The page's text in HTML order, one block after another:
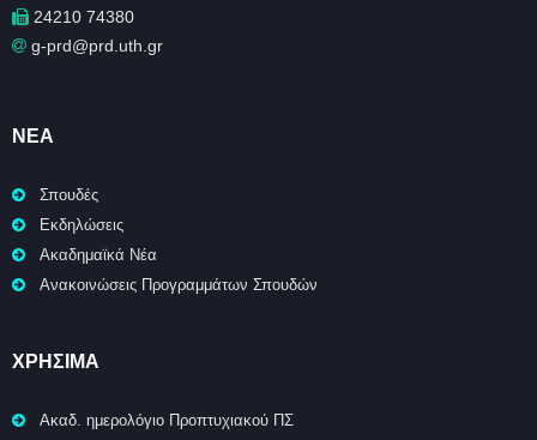
24210 74380
g-prd@prd.uth.gr
ΝΈΑ
Σπουδές
Εκδηλώσεις
Ακαδημαϊκά Νέα
Ανακοινώσεις Προγραμμάτων Σπουδών
ΧΡΉΣΙΜΑ
Ακαδ. ημερολόγιο Προπτυχιακού ΠΣ